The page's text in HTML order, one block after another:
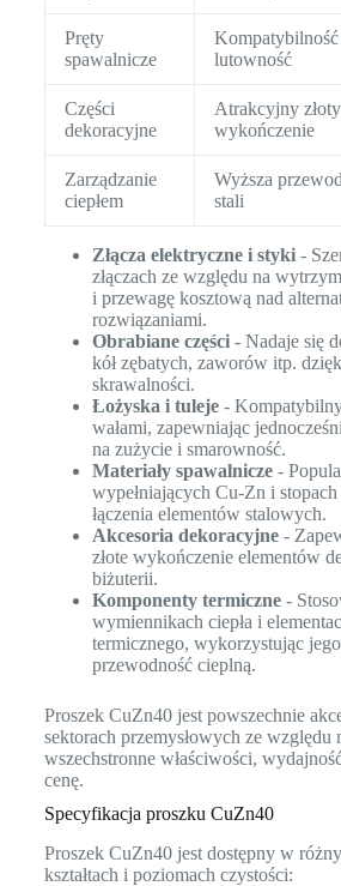
Pręty
spawalnicze
Kompatybilność
lutowność
Części
dekoracyjne
Atrakcyjny
wykończenie
Zarządzanie
ciepłem
Wyższa
stali
Złącza elektryczne i styki-
złączach ze względu na
i przewagę kosztową nad
rozwiązaniami.
Obrabiane części- Nadaje się
kół zębatych, zaworów itp.
skrawalności.
Łożyska i tuleje-
wałami, zapewniając
na zużycie i smarowność.
Materiały spawalnicze-
wypełniających Cu-Zn i
łączenia elementów stalowych.
Akcesoria dekoracyjne-
złote wykończenie elementów
biżuterii.
Komponenty termiczne-
wymiennikach ciepła i
termicznego, wykorzystując
przewodność cieplną.
Proszek CuZn40 jest powszechnie
sektorach przemysłowych ze względu
wszechstronne właściwości,
cenę.
Specyfikacja proszku CuZn40
Proszek CuZn40 jest dostępny w
kształtach i poziomach czystości: